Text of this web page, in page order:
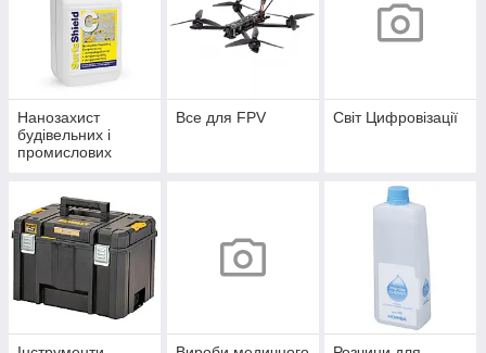
Нанозахист
будівельних і
промислових
Все для FPV Світ Цифровізації